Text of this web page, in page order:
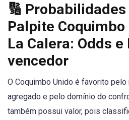
🔢
Palpite Coquimbo
La Calera: Odds
vencedor
O Coquimbo Unido é favorito pelo
agregado e pelo domínio do
também possui valor, pois